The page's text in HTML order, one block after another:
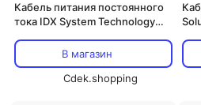
Кабель питания постоянного
тока IDX System Technology
штатива ST-7R к камерам
Panasonic AG-DVX200 и AJ-
PX270 (12 дюймов)
В магазин
Cdek.shopping